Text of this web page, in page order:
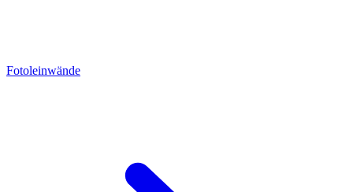
Fotoleinwände